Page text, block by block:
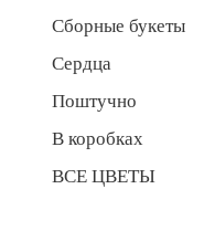
Сборные букеты
Сердца
Поштучно
В коробках
ВСЕ ЦВЕТЫ